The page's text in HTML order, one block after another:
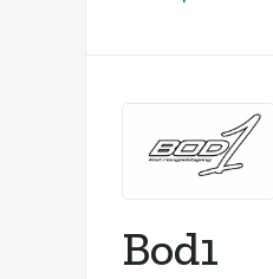
Bod1